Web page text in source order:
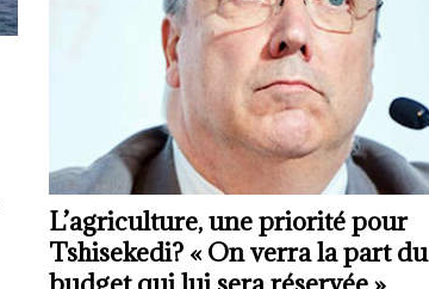
L’agriculture, une priorité pour
Tshisekedi? « On verra la part du